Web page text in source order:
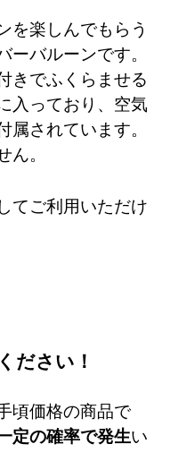
を楽しんでもらう
バルーンです。
きでふくらませる
入っており、空気
されています。
。
てご利用いただけ
ださい！
頃価格の商品で
定の確率で発生い